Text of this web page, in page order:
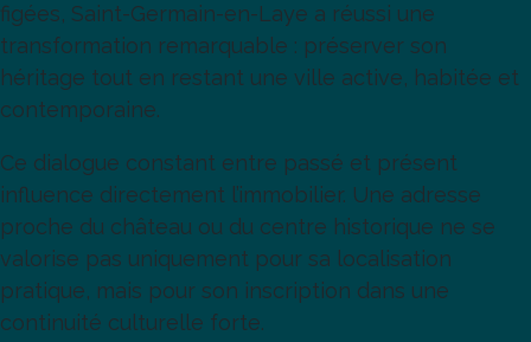
figées, Saint-Germain-en-Laye a réussi une
transformation remarquable : préserver son
héritage tout en restant une ville active, habitée et
contemporaine.
Ce dialogue constant entre passé et présent
influence directement l’immobilier. Une adresse
proche du château ou du centre historique ne se
valorise pas uniquement pour sa localisation
pratique, mais pour son inscription dans une
continuité culturelle forte.